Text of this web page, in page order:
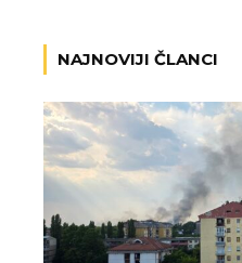
NAJNOVIJI ČLANCI